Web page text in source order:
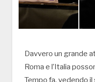
Davvero un grande
Roma e l’Italia
Tempo fa, vedendo